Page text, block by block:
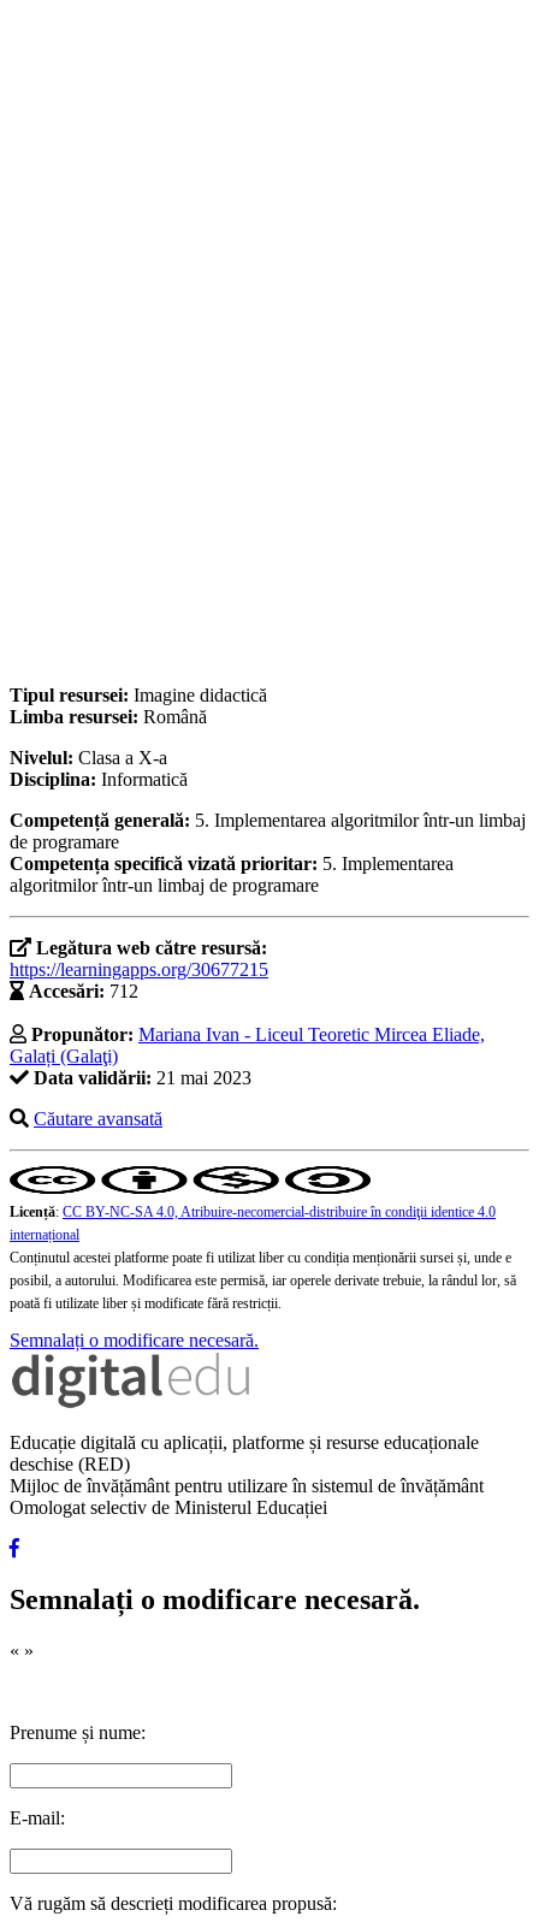
Tipul resursei: Imagine didactică
Limba resursei: Română
Nivelul: Clasa a X-a
Disciplina: Informatică
Competență generală: 5. Implementarea algoritmilor într-un limbaj
de programare
Competența specifică vizată prioritar: 5. Implementarea
algoritmilor într-un limbaj de programare
Legătura web către resursă:
https://learningapps.org/30677215
Accesări: 712
Propunător: Mariana Ivan - Liceul Teoretic Mircea Eliade,
Galați (Galaţi)
Data validării: 21 mai 2023
Căutare avansată
Licență: CC BY-NC-SA 4.0, Atribuire-necomercial-distribuire în condiţii identice 4.0
internațional
Conținutul acestei platforme poate fi utilizat liber cu condiția menționării sursei și, unde e
posibil, a autorului. Modificarea este permisă, iar operele derivate trebuie, la rândul lor, să
poată fi utilizate liber și modificate fără restricții.
Semnalați o modificare necesară.
Educație digitală cu aplicații, platforme și resurse educaționale
deschise (RED)
Mijloc de învățământ pentru utilizare în sistemul de învățământ
Omologat selectiv de Ministerul Educației
Semnalați o modificare necesară.
« »
Prenume și nume:
E-mail:
Vă rugăm să descrieți modificarea propusă: